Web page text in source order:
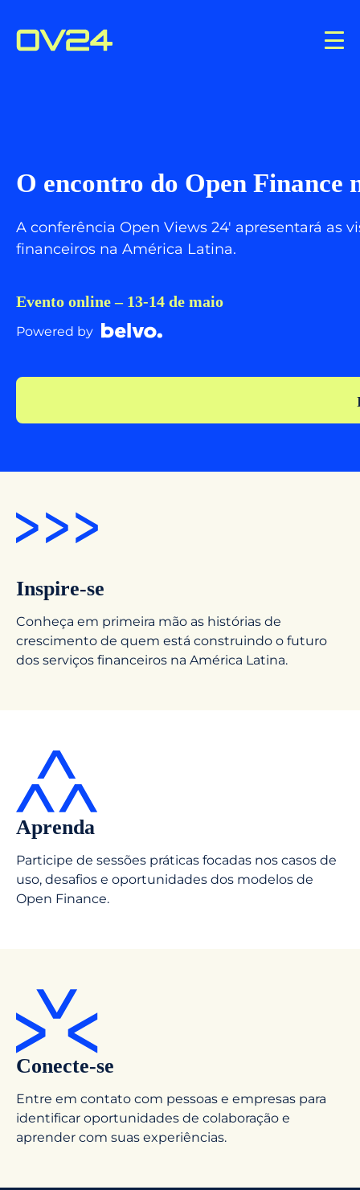
O encontro do Open Finance
A conferência Open Views 24′ apresentará as
financeiros na América Latina.
Evento online – 13-14 de maio
Powered by
Inspire-se
Conheça em primeira mão as histórias de
crescimento de quem está construindo o futuro
dos serviços financeiros na América Latina.
Aprenda
Participe de sessões práticas focadas nos casos de
uso, desafios e oportunidades dos modelos de
Open Finance.
Conecte-se
Entre em contato com pessoas e empresas para
identificar oportunidades de colaboração e
aprender com suas experiências.